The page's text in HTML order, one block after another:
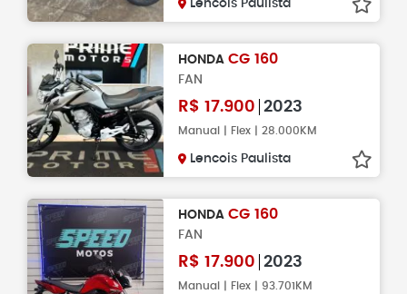
Lencois Paulista
HONDA CG 160
FAN
R$ 17.900 2023
Manual | Flex | 28.000KM
Lencois Paulista
HONDA CG 160
FAN
R$ 17.900 2023
Manual | Flex | 93.701KM